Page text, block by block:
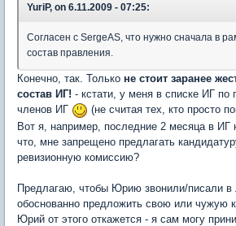
YuriP, on 6.11.2009 - 07:25:
Согласен с SergeAS, что нужно сначала в
состав правления.
Конечно, так. Только не стоит заранее
состав ИГ! - кстати, у меня в списке ИГ
членов ИГ
(не считая тех, кто просто
Вот я, например, последние 2 месяца в ИГ
что, мне запрещено предлагать
ревизионную комиссию?
Предлагаю, чтобы Юрию звонили/писали
обоснованно предложить свою или чужую
Юрий от этого откажется - я сам могу